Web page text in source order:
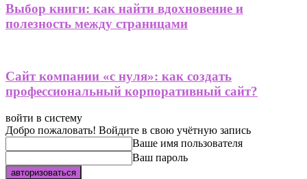
Выбор книги: как найти вдохновение и
полезность между страницами
Сайт компании «с нуля»: как создать
профессиональный корпоративный сайт?
войти в систему
Добро пожаловать! Войдите в свою учётную запись
Ваше имя пользователя
Ваш пароль